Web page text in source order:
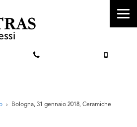
›
Bologna, 31 gennaio 2018, Ceramiche